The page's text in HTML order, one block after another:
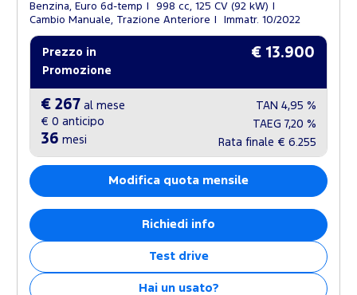
Benzina, Euro 6d-temp
998 cc, 125 CV (92 kW)
Cambio Manuale, Trazione Anteriore
Immatr. 10/2022
Prezzo in
Promozione
€ 13.900
€ 267 al mese
€ 0 anticipo
36 mesi
TAN 4,95 %
TAEG 7,20 %
Rata finale € 6.255
Modifica quota mensile
Richiedi info
Test drive
Hai un usato?